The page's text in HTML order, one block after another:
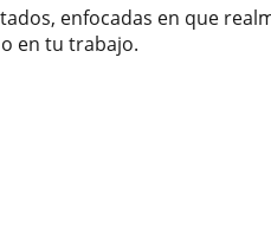
enfocadas en que
en tu trabajo.